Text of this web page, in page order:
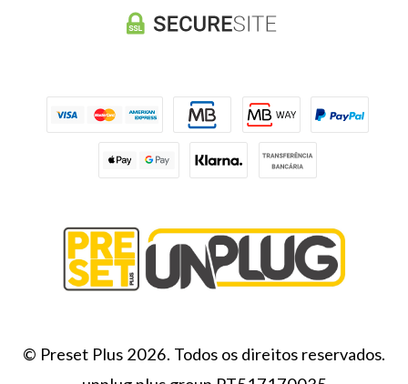
© Preset Plus 2026. Todos os direitos reservados.